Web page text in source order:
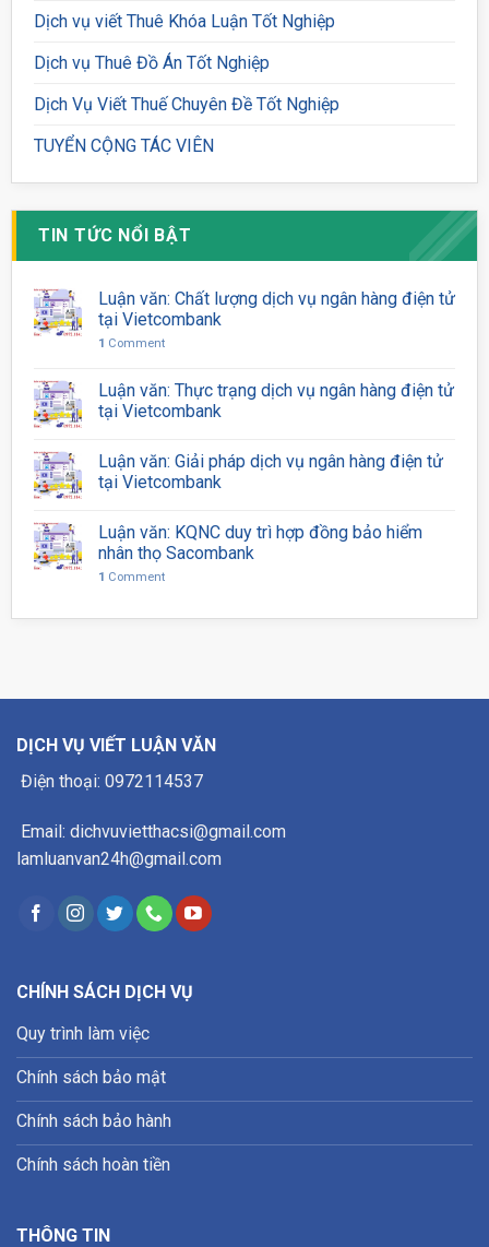
Dịch vụ viết Thuê Khóa Luận Tốt Nghiệp
Dịch vụ Thuê Đồ Án Tốt Nghiệp
Dịch Vụ Viết Thuế Chuyên Đề Tốt Nghiệp
TUYỂN CỘNG TÁC VIÊN
TIN TỨC NỔI BẬT
Luận văn: Chất lượng dịch vụ ngân hàng điện tử
tại Vietcombank
1 Comment
Luận văn: Thực trạng dịch vụ ngân hàng điện tử
tại Vietcombank
Luận văn: Giải pháp dịch vụ ngân hàng điện tử
tại Vietcombank
Luận văn: KQNC duy trì hợp đồng bảo hiểm
nhân thọ Sacombank
1 Comment
DỊCH VỤ VIẾT LUẬN VĂN
Điện thoại: 0972114537
Email: dichvuvietthacsi@gmail.com
lamluanvan24h@gmail.com
CHÍNH SÁCH DỊCH VỤ
Quy trình làm việc
Chính sách bảo mật
Chính sách bảo hành
Chính sách hoàn tiền
THÔNG TIN